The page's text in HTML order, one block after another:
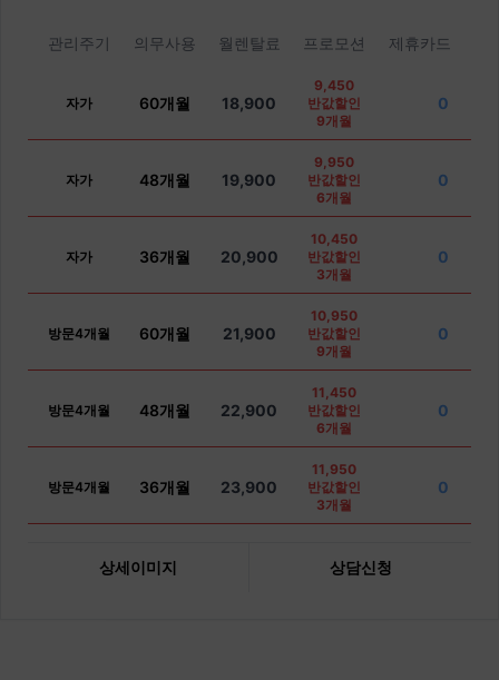
관리주기 의무사용 월렌탈료 프로모션 제휴카드
자가 60개월 18,900
9,450
반값할인
9개월
0
자가 48개월 19,900
9,950
반값할인
6개월
0
자가 36개월 20,900
10,450
반값할인
3개월
0
방문4개월 60개월 21,900
10,950
반값할인
9개월
0
방문4개월 48개월 22,900
11,450
반값할인
6개월
0
방문4개월 36개월 23,900
11,950
반값할인
3개월
0
상세이미지 상담신청